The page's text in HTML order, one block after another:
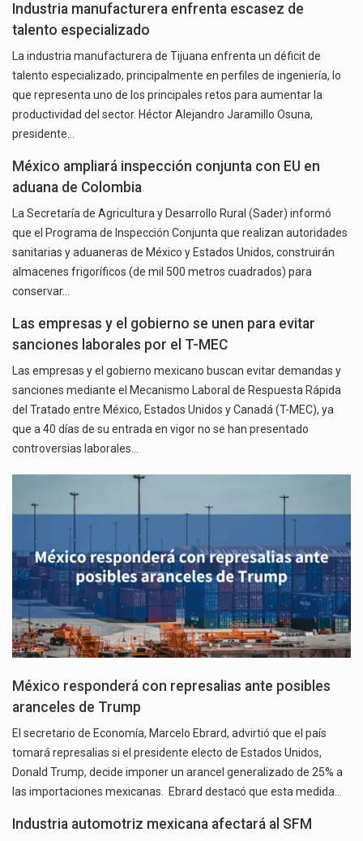
Industria manufacturera enfrenta escasez de
talento especializado
La industria manufacturera de Tijuana enfrenta un déficit de
talento especializado, principalmente en perfiles de ingeniería, lo
que representa uno de los principales retos para aumentar la
productividad del sector. Héctor Alejandro Jaramillo Osuna,
presidente…
México ampliará inspección conjunta con EU en
aduana de Colombia
La Secretaría de Agricultura y Desarrollo Rural (Sader) informó
que el Programa de Inspección Conjunta que realizan autoridades
sanitarias y aduaneras de México y Estados Unidos, construirán
almacenes frigoríficos (de mil 500 metros cuadrados) para
conservar…
Las empresas y el gobierno se unen para evitar
sanciones laborales por el T-MEC
Las empresas y el gobierno mexicano buscan evitar demandas y
sanciones mediante el Mecanismo Laboral de Respuesta Rápida
del Tratado entre México, Estados Unidos y Canadá (T-MEC), ya
que a 40 días de su entrada en vigor no se han presentado
controversias laborales…
México responderá con represalias ante posibles
aranceles de Trump
El secretario de Economía, Marcelo Ebrard, advirtió que el país
tomará represalias si el presidente electo de Estados Unidos,
Donald Trump, decide imponer un arancel generalizado de 25% a
las importaciones mexicanas. Ebrard destacó que esta medida…
Industria automotriz mexicana afectará al SFM